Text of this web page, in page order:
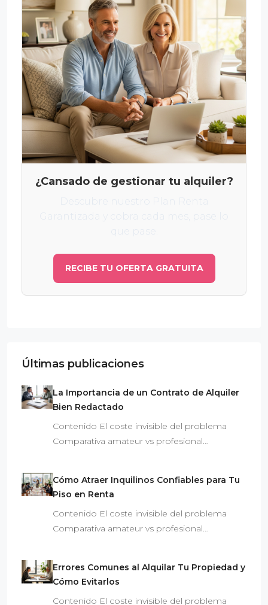
¿Cansado de gestionar tu alquiler?
RECIBE TU OFERTA GRATUITA
Últimas publicaciones
La Importancia de un Contrato de Alquiler
Bien Redactado
Contenido El coste invisible del problema
Comparativa amateur vs profesional…
Cómo Atraer Inquilinos Confiables para Tu
Piso en Renta
Contenido El coste invisible del problema
Comparativa amateur vs profesional…
Errores Comunes al Alquilar Tu Propiedad y
Cómo Evitarlos
Contenido El coste invisible del problema